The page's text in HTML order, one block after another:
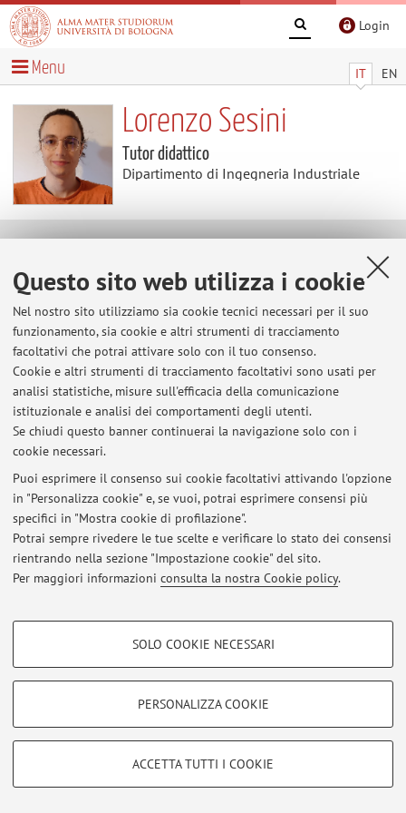
Questo sito web utilizza i cookie
Nel nostro sito utilizziamo sia cookie tecnici necessari per il suo
funzionamento, sia cookie e altri strumenti di tracciamento
facoltativi che potrai attivare solo con il tuo consenso.
Cookie e altri strumenti di tracciamento facoltativi sono usati per
analisi statistiche, misure sull'efficacia della comunicazione
istituzionale e analisi dei comportamenti degli utenti.
Se chiudi questo banner continuerai la navigazione solo con i
cookie necessari.
Puoi esprimere il consenso sui cookie facoltativi attivando l'opzione
in "Personalizza cookie" e, se vuoi, potrai esprimere consensi più
specifici in "Mostra cookie di profilazione".
Potrai sempre rivedere le tue scelte e verificare lo stato dei consensi
rientrando nella sezione "Impostazione cookie" del sito.
Per maggiori informazioni consulta la nostra Cookie policy.
COOKIE DI PROFILAZIONE - FACOLTATIVI
COOKIE TECNICI - NECESSARI
Si tratta di cookie tecnici utilizzati, a titolo esemplificativo, per il corretto
SOLO COOKIE NECESSARI
PERSONALIZZA COOKIE
ACCETTA TUTTI I COOKIE
Login
IT EN
Menu
Lorenzo Sesini
Tutor didattico
Dipartimento di Ingegneria Industriale
E-mail: lorenzo.sesini2@unibo.it
Dipartimento di Ingegneria Industriale
Viale del Risorgimento 2, Bologna -Vai alla mappa
Ultimi avvisi
Al momento non sono presenti avvisi.
© 2026 - ALMA MATER STUDIORUM - Università di Bologna - Via
Zamboni, 33 - 40126 Bologna - Partita IVA: 01131710376
|Note legali|Impostazioni Cookie